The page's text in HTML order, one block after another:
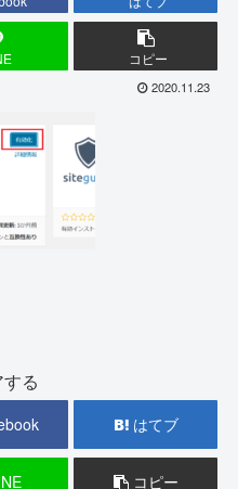
コピー
2020.11.23
る
はてブ
コピー